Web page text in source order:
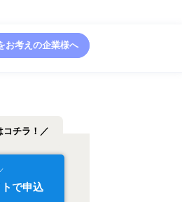
お考えの企業様へ
コチラ！／
で申込